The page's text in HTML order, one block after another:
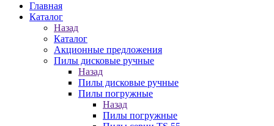
Главная
Каталог
Назад
Каталог
Акционные предложения
Пилы дисковые ручные
Назад
Пилы дисковые ручные
Пилы погружные
Назад
Пилы погружные